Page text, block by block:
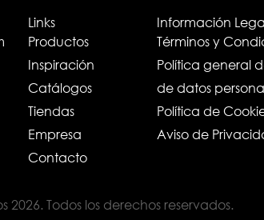
Links
Productos
Inspiración
Catálogos
Tiendas
Empresa
Contacto
Información
Términos y
Política general
de datos
Política de
Aviso de
2026. Todos los derechos reservados.